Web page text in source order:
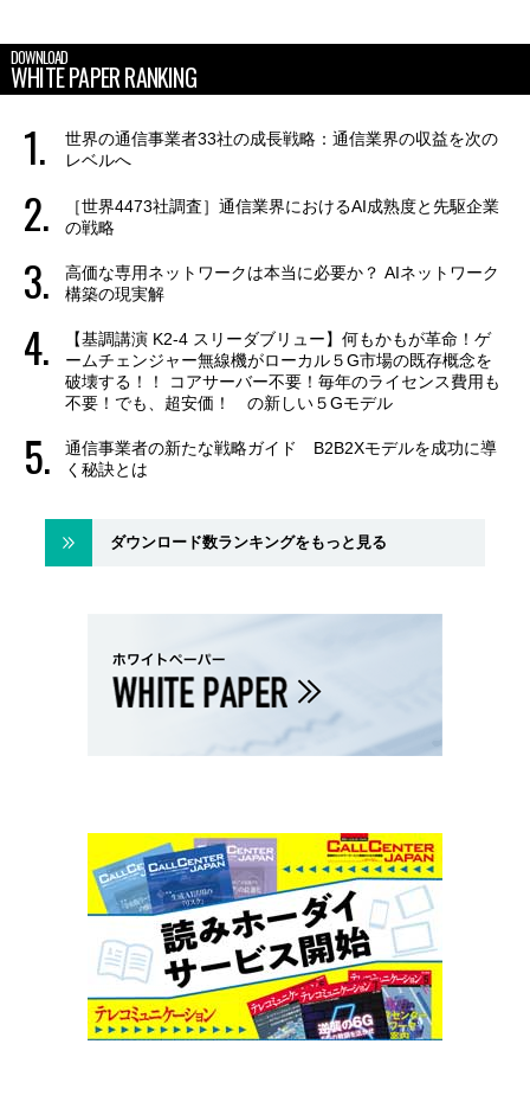
DOWNLOAD
WHITE PAPER RANKING
世界の通信事業者33社の成長戦略：通信業界の収益を次の
レベルへ
［世界4473社調査］通信業界におけるAI成熟度と先駆企業
の戦略
高価な専用ネットワークは本当に必要か？ AIネットワーク
構築の現実解
【基調講演 K2-4 スリーダブリュー】何もかもが革命！ゲ
ームチェンジャー無線機がローカル５G市場の既存概念を
破壊する！！ コアサーバー不要！毎年のライセンス費用も
不要！でも、超安価！ の新しい５Gモデル
通信事業者の新たな戦略ガイド B2B2Xモデルを成功に導
く秘訣とは
ダウンロード数ランキングをもっと見る